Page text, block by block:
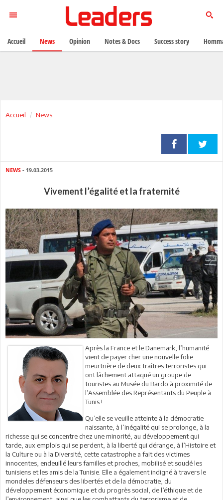
Accueil News
NEWS - 19.03.2015
Vivement l’égalité et la fraternité
Après la France et le Danemark, l’humanité
vient de payer cher une nouvelle folie
meurtrière de deux traîtres terroristes qui
ont lâchement attaqué un groupe de
touristes au Musée du Bardo à proximité de
l’Assemblée des Représentants du Peuple à
Tunis !
Qu’elle se veuille atteinte à la démocratie
naissante, à l’inégalité qui se prolonge, à la
richesse qui se concentre chez une minorité, au développement qui
tarde, aux emplois qui se perdent, à la liberté qui dérange, à l’Histoire et
la Culture ou à la Diversité, cette catastrophe a fait des victimes
innocentes, endeuillé leurs familles et proches, mobilisé et soudé les
tunisiens et les amis de la Tunisie. Elle a également indigné à travers le
mondeles défenseurs des libertés et de la démocratie, du
développement économique et du progrès social, de l’éthique et de
Accueil News Opinion Notes & Docs Success story